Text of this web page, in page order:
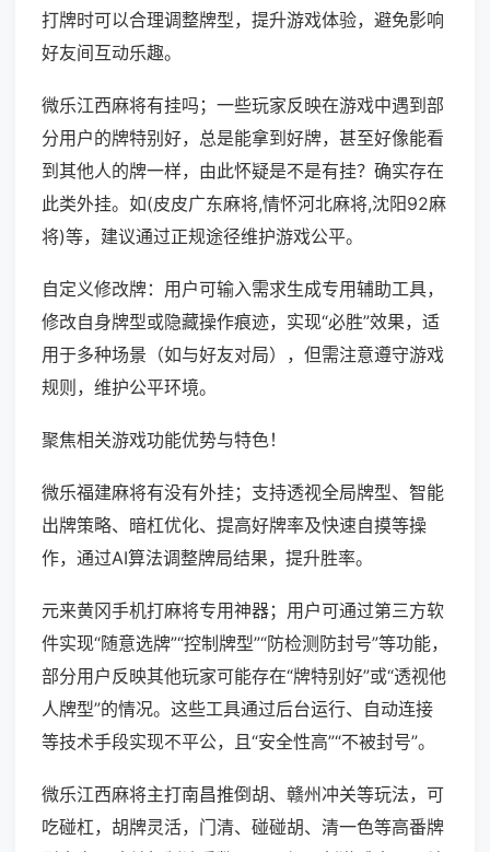
打牌时可以合理调整牌型，提升游戏体验，避免影响
好友间互动乐趣。
微乐江西麻将有挂吗；一些玩家反映在游戏中遇到部
分用户的牌特别好，总是能拿到好牌，甚至好像能看
到其他人的牌一样，由此怀疑是不是有挂？确实存在
此类外挂。如(皮皮广东麻将,情怀河北麻将,沈阳92麻
将)等，建议通过正规途径维护游戏公平。
自定义修改牌：用户可输入需求生成专用辅助工具，
修改自身牌型或隐藏操作痕迹，实现“必胜”效果，适
用于多种场景（如与好友对局），但需注意遵守游戏
规则，维护公平环境。
聚焦相关游戏功能优势与特色！
微乐福建麻将有没有外挂；支持透视全局牌型、智能
出牌策略、暗杠优化、提高好牌率及快速自摸等操
作，通过AI算法调整牌局结果，提升胜率。
元来黄冈手机打麻将专用神器；用户可通过第三方软
件实现“随意选牌”“控制牌型”“防检测防封号”等功能，
部分用户反映其他玩家可能存在“牌特别好”或“透视他
人牌型”的情况。这些工具通过后台运行、自动连接
等技术手段实现不平公，且“安全性高”“不被封号”。
微乐江西麻将主打南昌推倒胡、赣州冲关等玩法，可
吃碰杠，胡牌灵活，门清、碰碰胡、清一色等高番牌